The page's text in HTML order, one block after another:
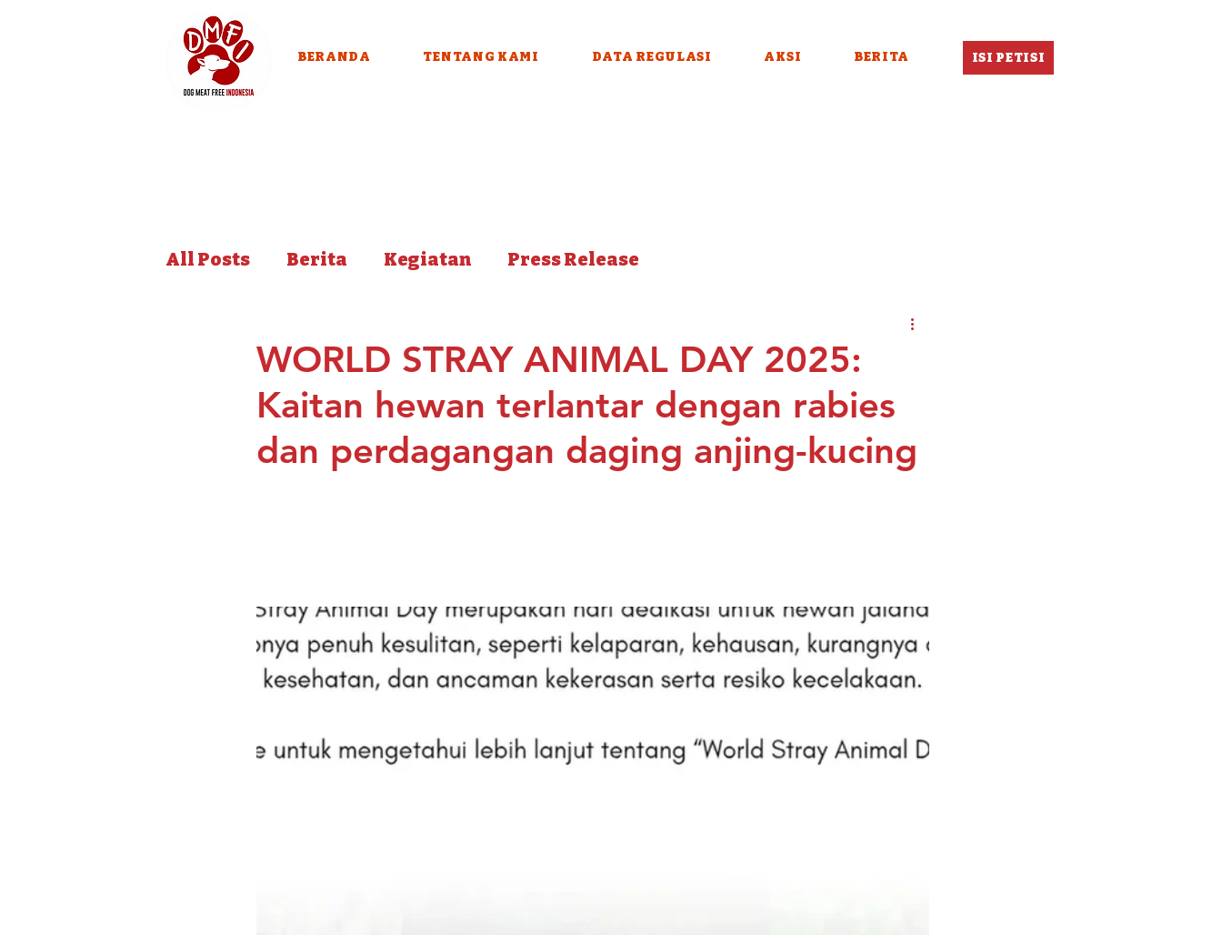
BERANDA TENTANG KAMI DATA REGULASI AKSI BERITA ISI PETISI
All Posts Berita Kegiatan Press Release
WORLD STRAY ANIMAL DAY 2025:
Kaitan hewan terlantar dengan rabies
dan perdagangan daging anjing-kucing